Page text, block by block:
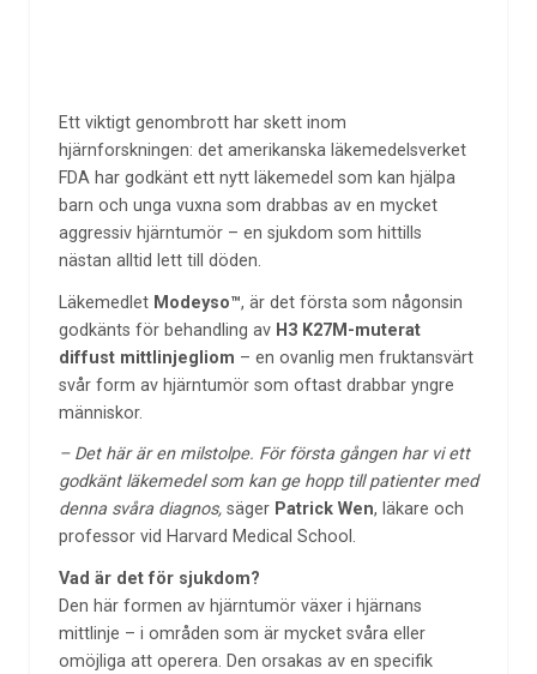
Ett viktigt genombrott har skett inom
hjärnforskningen: det amerikanska läkemedelsverket
FDA har godkänt ett nytt läkemedel som kan hjälpa
barn och unga vuxna som drabbas av en mycket
aggressiv hjärntumör – en sjukdom som hittills
nästan alltid lett till döden.
Läkemedlet Modeyso™, är det första som någonsin
godkänts för behandling av H3 K27M-muterat
diffust mittlinjegliom – en ovanlig men fruktansvärt
svår form av hjärntumör som oftast drabbar yngre
människor.
– Det här är en milstolpe. För första gången har vi ett
godkänt läkemedel som kan ge hopp till patienter med
denna svåra diagnos, säger Patrick Wen, läkare och
professor vid Harvard Medical School.
Vad är det för sjukdom?
Den här formen av hjärntumör växer i hjärnans
mittlinje – i områden som är mycket svåra eller
omöjliga att operera. Den orsakas av en specifik